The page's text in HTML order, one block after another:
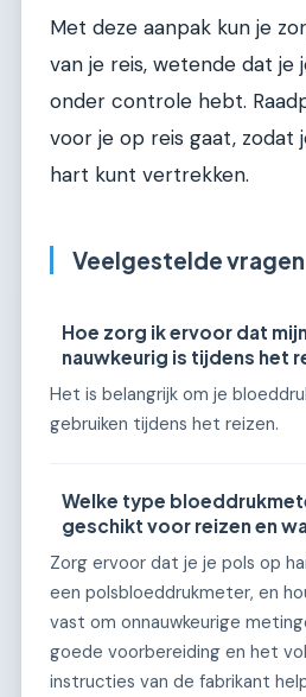
Met deze aanpak kun je
van je reis, wetende dat je
onder controle hebt.
voor je op reis gaat, zodat
hart kunt vertrekken.
Veelgestelde vragen
Hoe zorg ik ervoor dat
nauwkeurig is tijdens het
Het is belangrijk om je
gebruiken tijdens het reizen.
Welke type
geschikt voor reizen en
Zorg ervoor dat je je pols op
een polsbloeddrukmeter, en
vast om onnauwkeurige
goede voorbereiding en het
instructies van de fabrikant